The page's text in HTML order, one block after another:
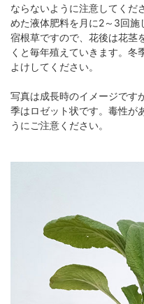
ならないように注意してく
めた液体肥料を月に2～3回施
宿根草ですので、花後は花茎
くと毎年殖えていきます。冬
よけしてください。
写真は成長時のイメージです
季はロゼット状です。毒性が
うにご注意ください。